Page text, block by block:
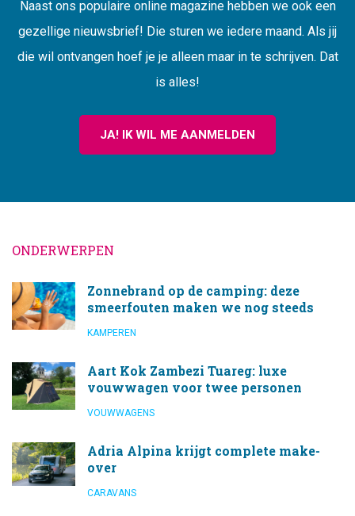
Naast ons populaire online magazine hebben we ook een
gezellige nieuwsbrief! Die sturen we iedere maand. Als jij
die wil ontvangen hoef je je alleen maar in te schrijven. Dat
is alles!
JA! IK WIL ME AANMELDEN
ONDERWERPEN
Zonnebrand op de camping: deze
smeerfouten maken we nog steeds
KAMPEREN
Aart Kok Zambezi Tuareg: luxe
vouwwagen voor twee personen
VOUWWAGENS
Adria Alpina krijgt complete make-
over
CARAVANS